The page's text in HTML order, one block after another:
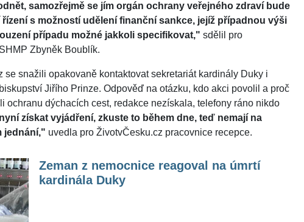
samozřejmě se jím orgán ochrany veřejného zdraví bude
s možností udělení finanční sankce, jejíž případnou výši
případu možné jakkoli specifikovat," sdělil pro
Zbyněk Boublík.
se snažili opakovaně kontaktovat sekretariát kardinály Duky i
Jiřího Prinze. Odpověď na otázku, kdo akci povolil a proč
ochranu dýchacích cest, redakce nezískala, telefony ráno nikdo
získat vyjádření, zkuste to během dne, teď nemají na
jednání," uvedla pro ŽivotvČesku.cz pracovnice recepce.
Zeman z nemocnice reagoval na úmrtí
kardinála Duky